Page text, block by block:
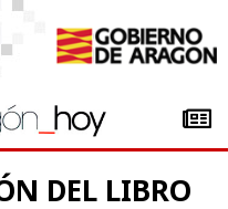
DEL LIBRO